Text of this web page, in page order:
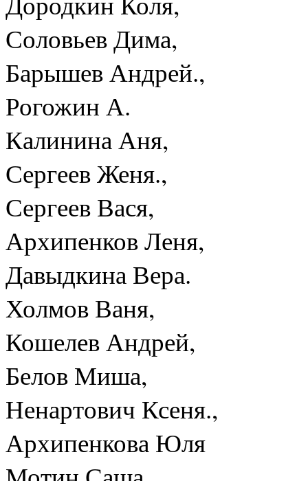
Соловьев Дима,
Барышев Андрей.,
Рогожин А.
Калинина Аня,
Сергеев Женя.,
Сергеев Вася,
Архипенков Леня,
Давыдкина Вера.
Холмов Ваня,
Кошелев Андрей,
Белов Миша,
Ненартович Ксеня.,
Архипенкова Юля